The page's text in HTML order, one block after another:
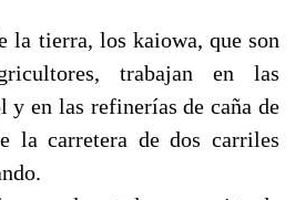
la tierra, los kaiowa, que son
trabajan en las
y en las refinerías de caña de
la carretera de dos carriles